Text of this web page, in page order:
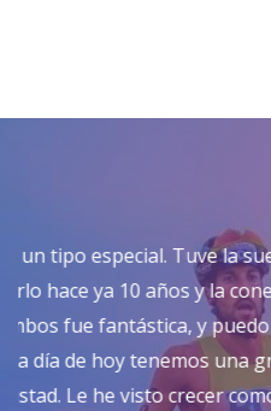
Antón es para mi
entrenador. Detrás
hay mucho mas
kilómetros. Hay,
sincronismo entre